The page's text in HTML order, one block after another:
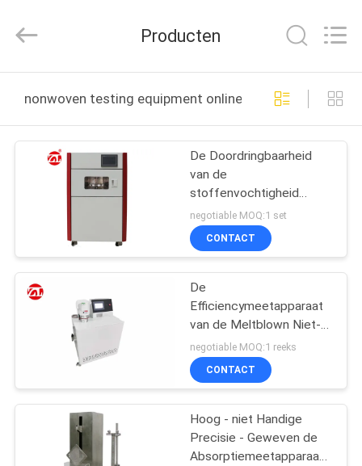
PRODUCTEN
VIDEOS
ONGEVEER
ONS
FABRIEKSREIS
KWALITEITSCONTROLE
CONTACTEER
Technology
Rights
Producten
nonwoven testing equipment online fabricage
De Doordringbaarheid
van de
stoffenvochtigheid
Textiel het Testen
Machine met
Computercontrole
negotiable MOQ:1 set
CONTACT
De
Efficiencymeetapparaat
van de Meltblown Niet-
geweven Corpusculair
Filtratie
negotiable MOQ:1 reeks
CONTACT
Hoog - niet Handige
Precisie - Geweven de
Absorptiemeetapparaat